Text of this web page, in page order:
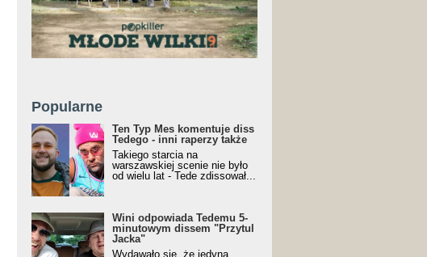
Popularne
Ten Typ Mes komentuje diss
Tedego - inni raperzy także
Takiego starcia na
warszawskiej scenie nie było
od wielu lat - Tede zdissował...
Wini odpowiada Tedemu 5-
minutowym dissem "Przytul
Jacka"
Wydawało się, że jedyną